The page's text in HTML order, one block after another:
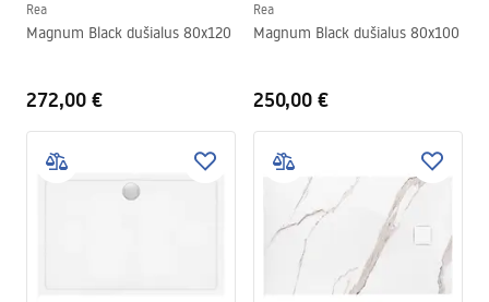
Rea
Magnum Black dušialus 80x120
272,00 €
Rea
Magnum Black dušialus 80x100
250,00 €